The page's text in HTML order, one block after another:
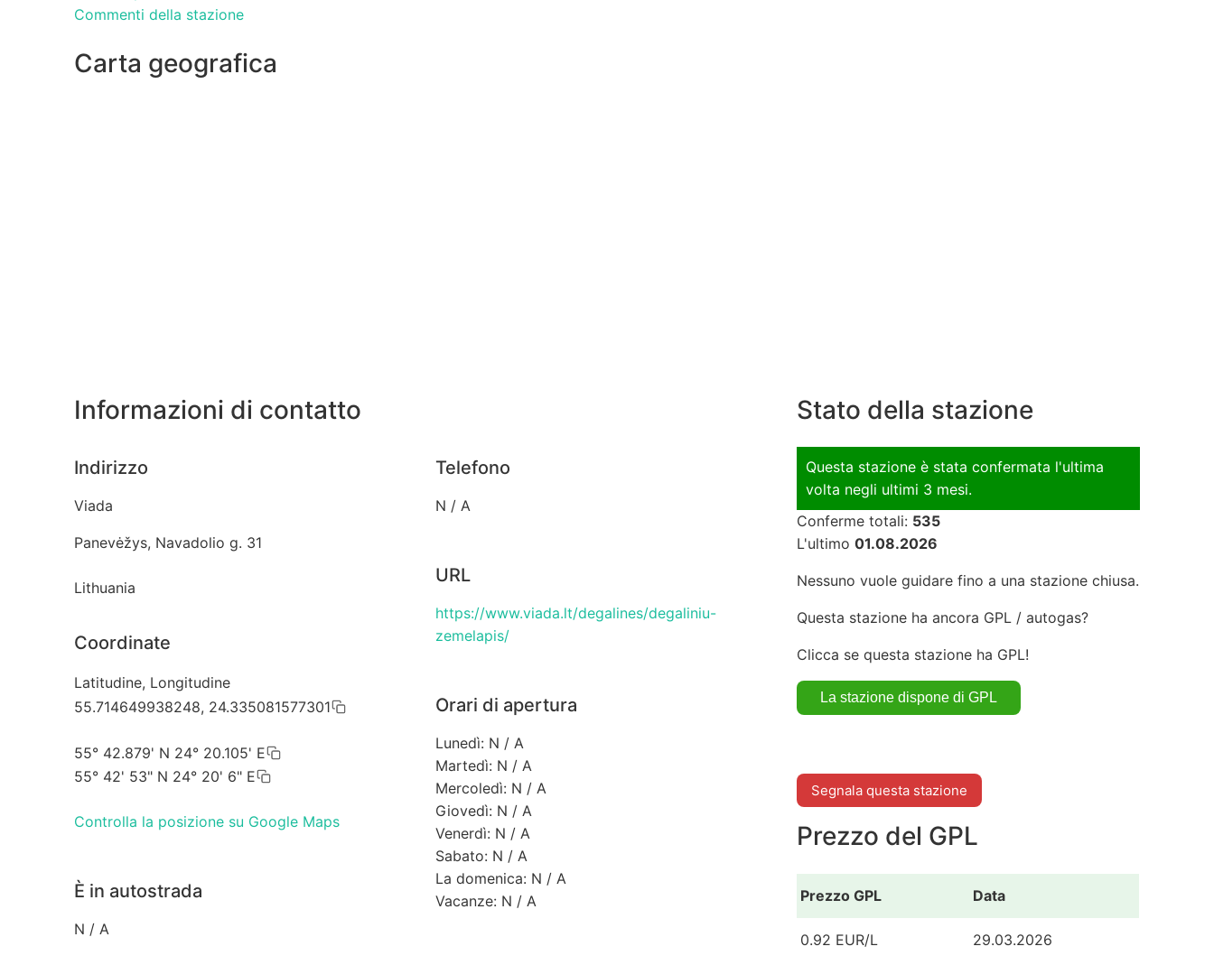
Commenti della stazione
Carta geografica
Informazioni di contatto
Indirizzo
Viada
Panevėžys, Navadolio g. 31
Lithuania
Coordinate
Latitudine, Longitudine
55.714649938248, 24.335081577301
55° 42.879' N 24° 20.105' E
55° 42' 53" N 24° 20' 6" E
Controlla la posizione su Google Maps
È in autostrada
N / A
Telefono
N / A
URL
https://www.viada.lt/degalines/degaliniu-
zemelapis/
Orari di apertura
Lunedì: N / A
Martedì: N / A
Mercoledì: N / A
Giovedì: N / A
Venerdì: N / A
Sabato: N / A
La domenica: N / A
Vacanze: N / A
Stato della stazione
Questa stazione è stata confermata l'ultima
volta negli ultimi 3 mesi.
Conferme totali: 535
L'ultimo 01.08.2026
Nessuno vuole guidare fino a una stazione chiusa.
Questa stazione ha ancora GPL / autogas?
Clicca se questa stazione ha GPL!
Segnala questa stazione
Prezzo del GPL
Prezzo GPL Data
0.92 EUR/L 29.03.2026